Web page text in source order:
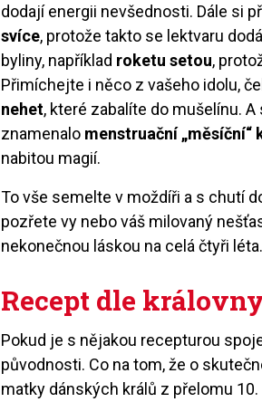
dodají energii nevšednosti. Dále si
svíce, protože takto se lektvaru
byliny, například roketu setou,
Přimíchejte i něco z vašeho idolu,
nehet, které zabalíte do mušelínu.
znamenalo menstruační „měsíční“
nabitou magií.
To vše semelte v moždíři a s chutí
pozřete vy nebo váš milovaný
nekonečnou láskou na celá čtyři
Recept dle
Pokud je s nějakou recepturou
původnosti. Co na tom, že o
matky dánských králů z přelomu